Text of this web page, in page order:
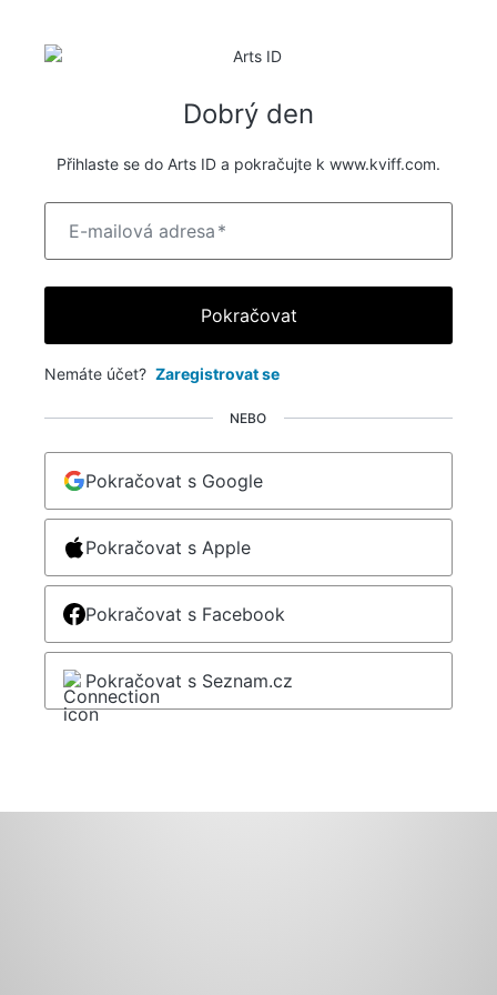
Dobrý den
Přihlaste se do Arts ID a pokračujte k www.kviff.com.
E-mailová adresa*
Pokračovat
Nemáte účet? Zaregistrovat se
NEBO
Pokračovat s Google
Pokračovat s Apple
Pokračovat s Facebook
Pokračovat s Seznam.cz